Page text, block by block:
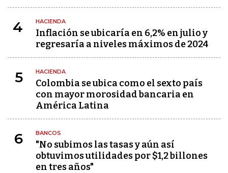
4 HACIENDA
Inflación se ubicaría en 6,2% en julio y
regresaría a niveles máximos de 2024
5 HACIENDA
Colombia se ubica como el sexto país
con mayor morosidad bancaria en
América Latina
6 BANCOS
"No subimos las tasas y aún así
obtuvimos utilidades por $1,2 billones
en tres años"